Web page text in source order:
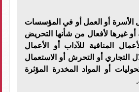
الأسرة أو العمل أو في المؤسسات
أو غيرها لأفعال من شأنها التحريض
المنافية للآداب أو الأعمال
التجاري أو التحرش أو الاستعمال
أو المواد المخدرة المؤثرة